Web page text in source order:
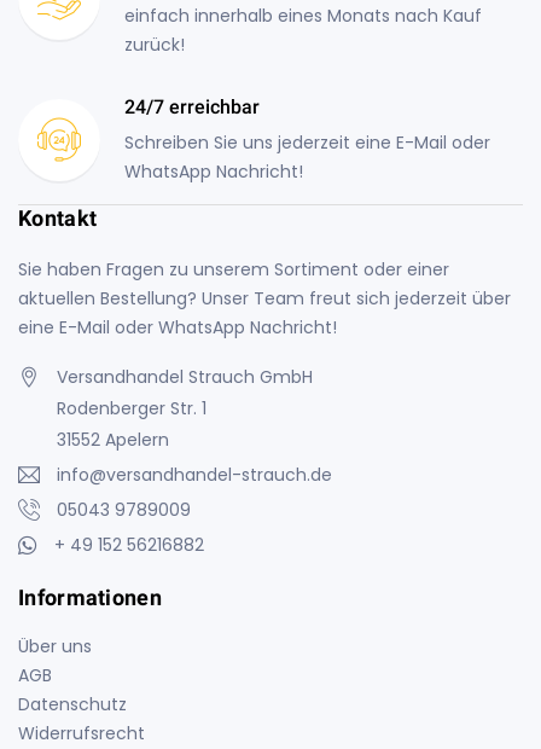
einfach innerhalb eines Monats nach Kauf
zurück!
24/7 erreichbar
Schreiben Sie uns jederzeit eine E-Mail oder
WhatsApp Nachricht!
Kontakt
Sie haben Fragen zu unserem Sortiment oder einer
aktuellen Bestellung? Unser Team freut sich jederzeit über
eine E-Mail oder WhatsApp Nachricht!
Versandhandel Strauch GmbH
Rodenberger Str. 1
31552 Apelern
info@versandhandel-strauch.de
05043 9789009
+ 49 152 56216882
Informationen
Über uns
AGB
Datenschutz
Widerrufsrecht